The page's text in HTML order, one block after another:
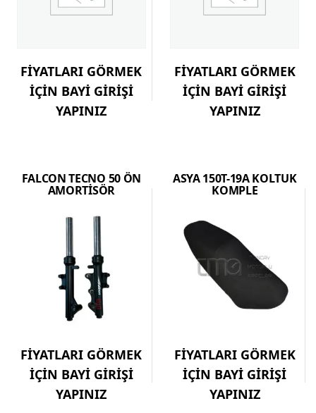
FİYATLARI GÖRMEK
İÇİN BAYİ GİRİŞİ
YAPINIZ
FİYATLARI GÖRMEK
İÇİN BAYİ GİRİŞİ
YAPINIZ
FALCON TECNO 50 ÖN
AMORTİSÖR
FİYATLARI GÖRMEK
İÇİN BAYİ GİRİŞİ
YAPINIZ
ASYA 150T-19A KOLTUK
KOMPLE
FİYATLARI GÖRMEK
İÇİN BAYİ GİRİŞİ
YAPINIZ